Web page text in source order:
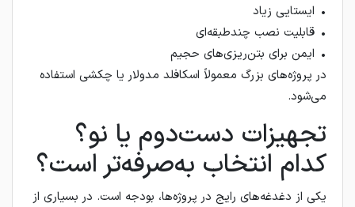
• ایستایی زیاد
• قابلیت نصب چندطبقه‌ای
• ایمن برای بتن‌ریزی‌های حجیم
در پروژه‌های بزرگ معمولاً اسکافلد مدولار یا چکشی استفاده
می‌شود.
تجهیزات دست‌دوم یا نو؟
کدام انتخاب به‌صرفه‌تر است؟
یکی از دغدغه‌های رایج در پروژه‌ها، بودجه است. در بسیاری از